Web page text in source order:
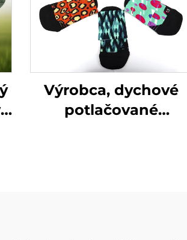
Výrobca, dychové
potlačované